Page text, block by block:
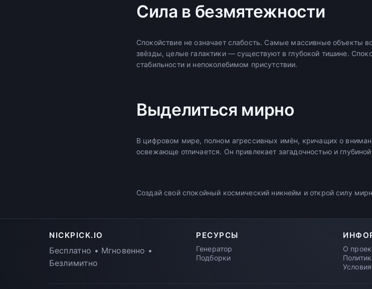
Сила в безмятежности
Спокойствие не означает слабость. Самые массивные объекты
звёзды, целые галактики — существуют в глубокой тишине.
стабильности и непоколебимом присутствии.
Выделиться мирно
В цифровом мире, полном агрессивных имён, кричащих о
освежающе отличается. Он привлекает загадочностью и
Создай свой спокойный космический никнейм и открой силу
NICKPICK.IO
Бесплатно • Мгновенно •
Безлимитно
РЕСУРСЫ
Генератор
Подборки
О